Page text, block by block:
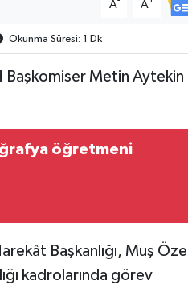
A A
Okunma Süresi: 1 Dk
Başkomiser Metin Aytekin
öğretmeni
Başkanlığı, Muş Özel
kadrolarında görev